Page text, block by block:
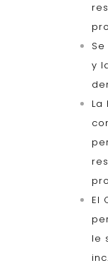
y
El
le